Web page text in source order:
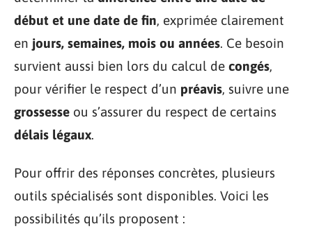
début et une date de fin, exprimée clairement
en jours, semaines, mois ou années. Ce besoin
survient aussi bien lors du calcul de congés,
pour vérifier le respect d’un préavis, suivre une
grossesse ou s’assurer du respect de certains
délais légaux.
Pour offrir des réponses concrètes, plusieurs
outils spécialisés sont disponibles. Voici les
possibilités qu’ils proposent :